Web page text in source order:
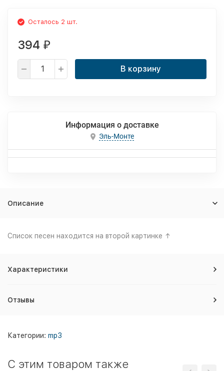
Осталось 2 шт.
394 ₽
В корзину
Информация о доставке
Эль-Монте
Описание
Список песен находится на второй картинке ↑
Характеристики
Отзывы
Категории: mp3
C этим товаром также